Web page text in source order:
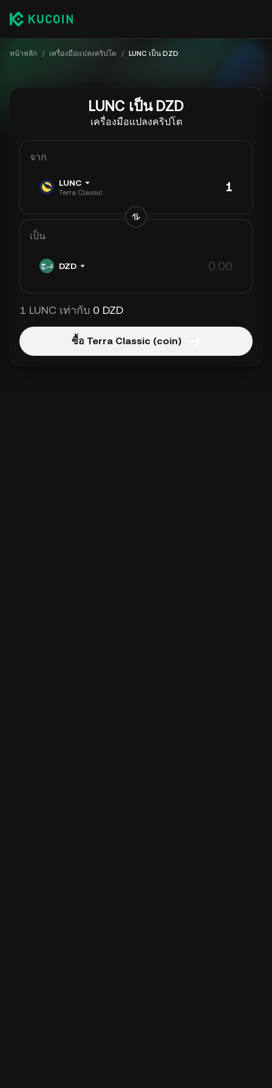
หน้าหลัก / เครื่องมือแปลงคริปโต / LUNC เป็น DZD
LUNC เป็น DZD
เครื่องมือแปลงคริปโต
จาก
LUNC
Terra Classic
เป็น
DZD
1 LUNC เท่ากับ 0 DZD
ซื้อ Terra Classic (coin)